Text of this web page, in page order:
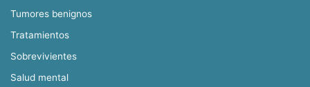
Tumores benignos
Tratamientos
Sobrevivientes
Salud mental